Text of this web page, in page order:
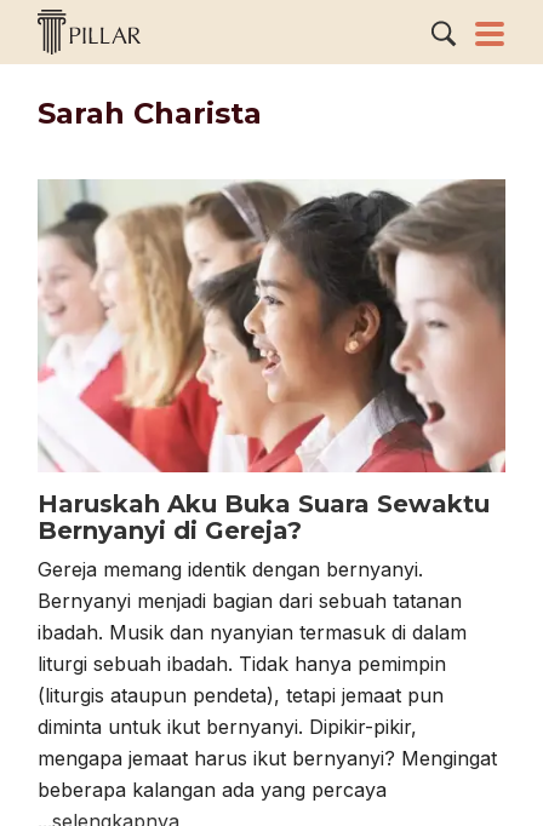
Sarah Charista
Haruskah Aku Buka Suara Sewaktu
Bernyanyi di Gereja?
Gereja memang identik dengan bernyanyi.
Bernyanyi menjadi bagian dari sebuah tatanan
ibadah. Musik dan nyanyian termasuk di dalam
liturgi sebuah ibadah. Tidak hanya pemimpin
(liturgis ataupun pendeta), tetapi jemaat pun
diminta untuk ikut bernyanyi. Dipikir-pikir,
mengapa jemaat harus ikut bernyanyi? Mengingat
beberapa kalangan ada yang percaya